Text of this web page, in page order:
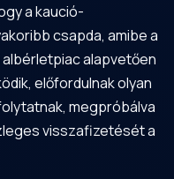
a kaució-
csapda, amibe a
alapvetően
előfordulnak olyan
megpróbálva
visszafizetését a